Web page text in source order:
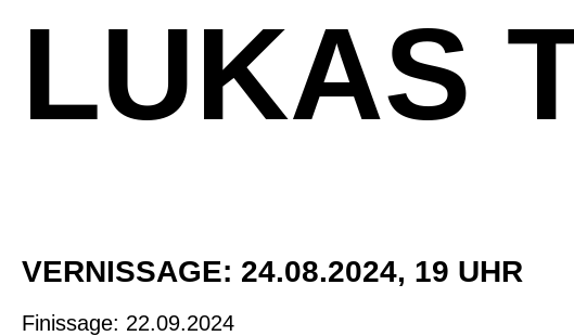
LUKAS
VERNISSAGE: 24.08.2024, 19 UHR
Finissage: 22.09.2024